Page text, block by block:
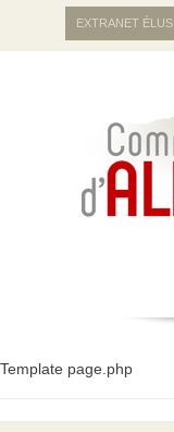
EXTRANET ÉLUS
Template page.php